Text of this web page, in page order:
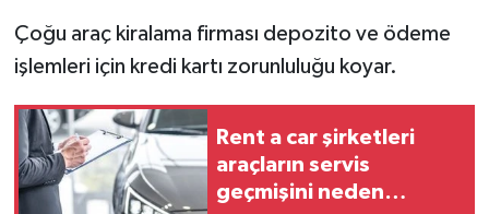
Çoğu araç kiralama firması depozito ve ödeme
işlemleri için kredi kartı zorunluluğu koyar.
Rent a car şirketleri
araçların servis
geçmişini neden